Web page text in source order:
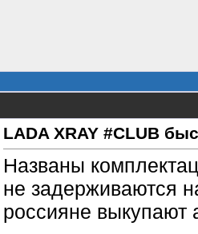
LADA XRAY #CLUB
Названы
не задерживаются
россияне выкупают